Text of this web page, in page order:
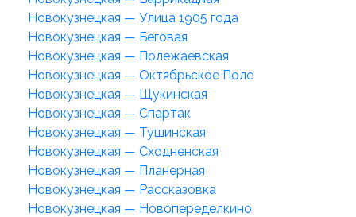
Новокузнецкая — Улица 1905 года
Новокузнецкая — Беговая
Новокузнецкая — Полежаевская
Новокузнецкая — Октябрьское Поле
Новокузнецкая — Щукинская
Новокузнецкая — Спартак
Новокузнецкая — Тушинская
Новокузнецкая — Сходненская
Новокузнецкая — Планерная
Новокузнецкая — Рассказовка
Новокузнецкая — Новопеределкино